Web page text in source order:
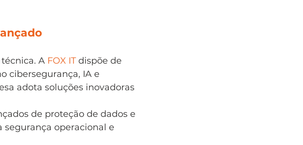
A FOX IT dispõe de
cibersegurança, IA e
adota soluções inovadoras
de proteção de dados e
operacional e